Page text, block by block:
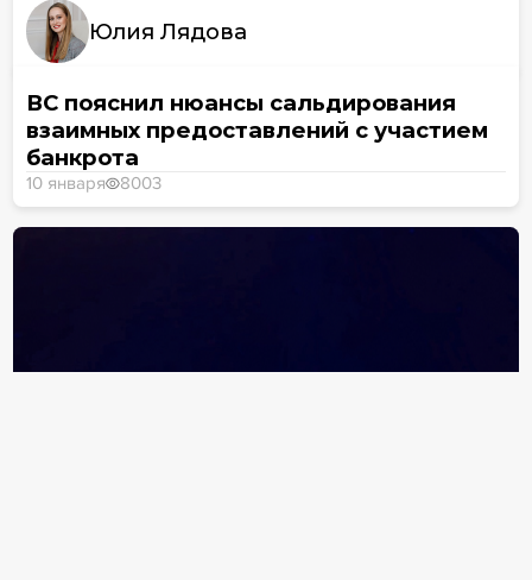
Юлия Лядова
ВС пояснил нюансы сальдирования
взаимных предоставлений с участием
банкрота
10 января 8003